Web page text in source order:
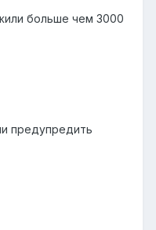
больше чем 3000
предупредить